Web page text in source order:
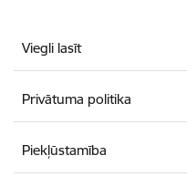
Viegli lasīt
Privātuma politika
Piekļūstamība